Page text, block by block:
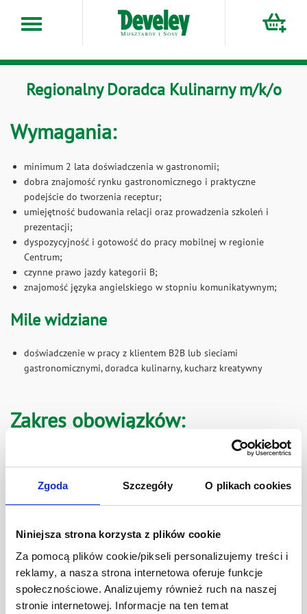
Zgoda Szczegóły O plikach cookies
Niniejsza strona korzysta z plików cookie
Za pomocą plików cookie/pikseli personalizujemy treści i
reklamy, a nasza strona internetowa oferuje funkcje
społecznościowe. Analizujemy również ruch na naszej
stronie internetowej. Informacje na ten temat
Regionalny Doradca Kulinarny m/k/o
Wymagania:
minimum 2 lata doświadczenia w gastronomii;
dobra znajomość rynku gastronomicznego i praktyczne
podejście do tworzenia receptur;
umiejętność budowania relacji oraz prowadzenia szkoleń i
prezentacji;
dyspozycyjność i gotowość do pracy mobilnej w regionie
Centrum;
czynne prawo jazdy kategorii B;
znajomość języka angielskiego w stopniu komunikatywnym;
Mile widziane
doświadczenie w pracy z klientem B2B lub sieciami
gastronomicznymi, doradca kulinarny, kucharz kreatywny
Zakres obowiązków:
bezpośrednie wsparcie klientów i partnerów handlowych w
regionie Centrum (konsultacje, prezentacje, degustacje, szkolenia
kulinarne);
organizowanie pokazów kulinarnych, warsztatów i udział w
monitorowanie rynku oraz identyfikowanie potrzeb klientów i
trendów kulinarnych;
współpraca z regionalnym działem sprzedaży w celu rozwoju
biznesu i wdrażania produktów;